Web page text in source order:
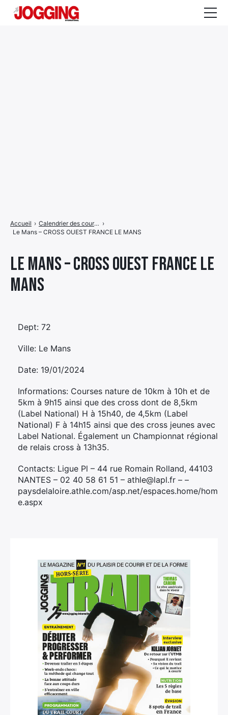
Le Mans – CROSS OUEST FRANCE LE
MANS
Accueil › Calendrier des courses ›
Le Mans – CROSS OUEST FRANCE LE MANS
Dept: 72
Ville: Le Mans
Date: 19/01/2024
Informations: Courses nature de 10km à 10h et de
5km à 9h15 ainsi que des cross dont de 8,5km
(Label National) H à 15h40, de 4,5km (Label
National) F à 14h15 ainsi que des cross jeunes avec
Label National. Également un Championnat régional
de relais cross à 13h35.
Contacts: Ligue Pl – 44 rue Romain Rolland, 44103
NANTES – 02 40 58 61 51 – athle@lapl.fr – –
paysdelaloire.athle.com/asp.net/espaces.home/hom
e.aspx
de
menu
Élément
de
Élément
de